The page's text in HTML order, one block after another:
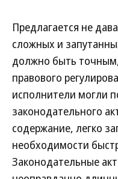
Предлагается не
сложных и
должно быть
правового
исполнители могли
законодательного
содержание, легко
необходимости
Законодательные